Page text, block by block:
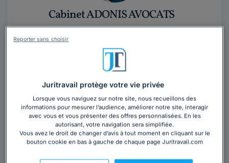
Cabinet ADONIS AVOCATS
Paris 8ème, 75008
17 années d'expérience
Contacter ce cabinet
Grâce à son dynamisme et à sa combativité, Aurore
Francelle offre une assistance et une représentation
de premier ordre à ses clients devant...Lire la suite
Juritravail protège votre vie privée
Lorsque vous naviguez sur notre site, nous recueillons des
informations pour mesurer l’audience, améliorer notre site, interagir
avec vous et vous présenter des offres personnalisées. En les
autorisant, votre navigation sera simplifiée.
Vous avez le droit de changer d’avis à tout moment en cliquant sur le
bouton cookie en bas à gauche de chaque page Juritravail.com
Reporter sans choisir